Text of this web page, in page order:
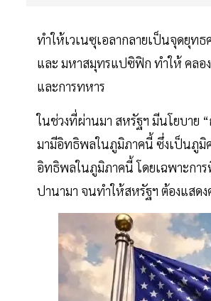
ทำให้เวเนซุเอลากลายเป็นจุดยุท
และ มหาสมุทรแปซิฟิก ทำให้ คลอ
และการทหาร
ในช่วงที่ผ่านมา สหรัฐฯ มีนโยบาย
มามีอิทธิพลในภูมิภาคนี้ ซึ่งเป็นภูมิ
อิทธิพลในภูมิภาคนี้ โดยเฉพาะกา
ปานามา จนทำให้สหรัฐฯ ต้องแสดง